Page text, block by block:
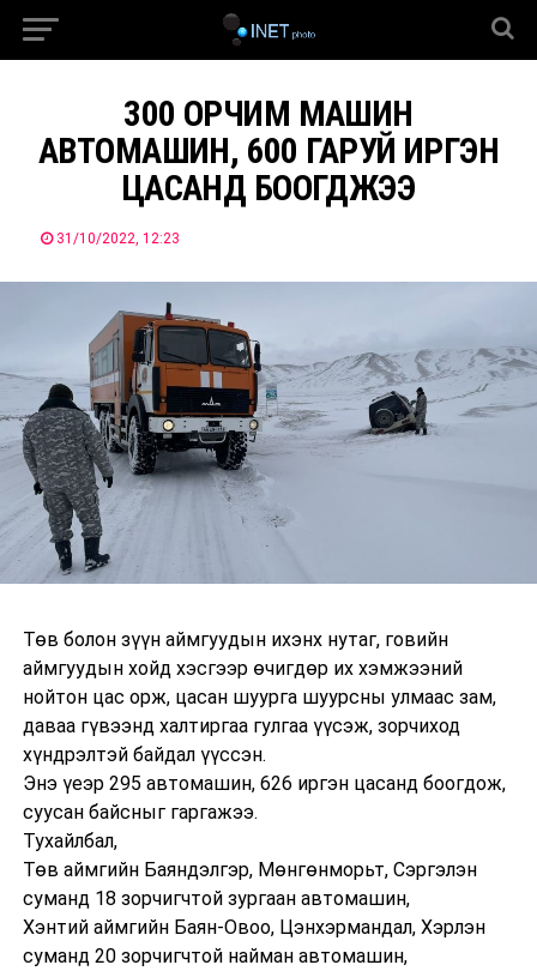
300 ОРЧИМ МАШИН
АВТОМАШИН, 600 ГАРУЙ ИРГЭН
ЦАСАНД БООГДЖЭЭ
31/10/2022, 12:23
Төв болон зүүн аймгуудын ихэнх нутаг, говийн
аймгуудын хойд хэсгээр өчигдөр их хэмжээний
нойтон цас орж, цасан шуурга шуурсны улмаас зам,
даваа гүвээнд халтиргаа гулгаа үүсэж, зорчиход
хүндрэлтэй байдал үүссэн.
Энэ үеэр 295 автомашин, 626 иргэн цасанд боогдож,
суусан байсныг гаргажээ.
Тухайлбал,
Төв аймгийн Баяндэлгэр, Мөнгөнморьт, Сэргэлэн
суманд 18 зорчигчтой зургаан автомашин,
Хэнтий аймгийн Баян-Овоо, Цэнхэрмандал, Хэрлэн
суманд 20 зорчигчтой найман автомашин,